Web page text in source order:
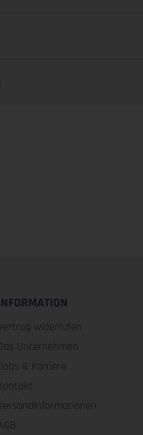
widerrufen
Unternehmen
& Karriere
Kontakt